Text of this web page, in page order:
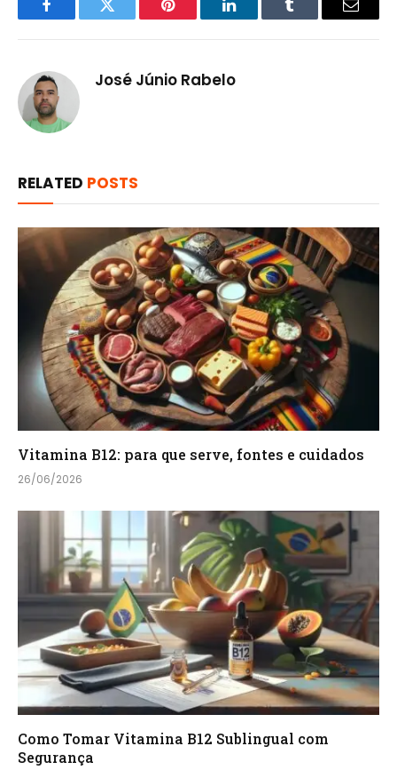
FacebookTwitter Pinterest LinkedInTumblr Email
José Júnio Rabelo
RELATED POSTS
Vitamina B12: para que serve, fontes e cuidados
26/06/2026
Como Tomar Vitamina B12 Sublingual com
Segurança